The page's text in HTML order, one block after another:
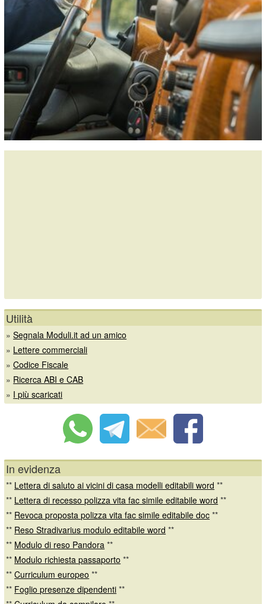
Utilità
»Segnala Moduli.it ad un amico
» Lettere commerciali
»Codice Fiscale
» Ricerca ABI e CAB
» I più scaricati
In evidenza
** Lettera di saluto ai vicini di casa modelli editabili word **
** Lettera di recesso polizza vita fac simile editabile word **
** Revoca proposta polizza vita fac simile editabile doc **
** Reso Stradivarius modulo editabile word **
** Modulo di reso Pandora **
** Modulo richiesta passaporto **
**Curriculum europeo **
** Foglio presenze dipendenti **